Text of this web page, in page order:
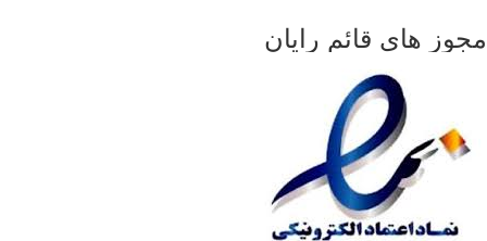
مجوز های قائم رایان